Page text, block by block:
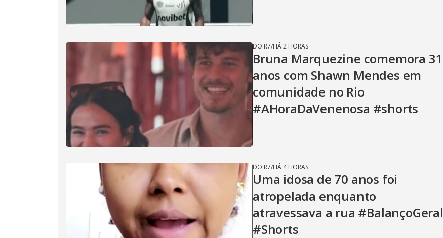
DO R7/HÁ 2 HORAS
Bruna Marquezine comemora 31
anos com Shawn Mendes em
comunidade no Rio
#AHoraDaVenenosa #shorts
DO R7/HÁ 4 HORAS
Uma idosa de 70 anos foi
atropelada enquanto
atravessava a rua #BalançoGeral
#Shorts